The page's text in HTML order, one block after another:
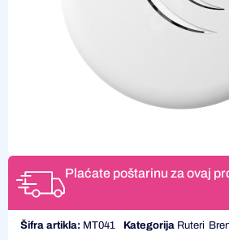
Plaćate poštarinu za ovaj
Šifra artikla: MT041 Kategorija Ruteri